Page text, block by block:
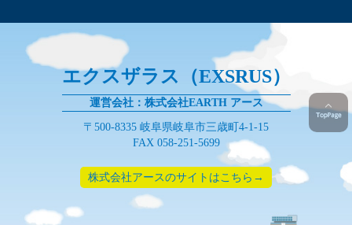
エクスザラス（EXSRUS）
運営会社：株式会社EARTH アース
〒500-8335 岐阜県岐阜市三歳町4-1-15
FAX 058-251-5699
株式会社アースのサイトはこちら→